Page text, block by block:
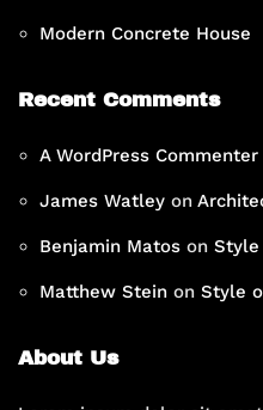
Modern Concrete House
Recent Comments
A WordPress Commenter
James Watley on
Benjamin Matos on Style
Matthew Stein on Style
About Us